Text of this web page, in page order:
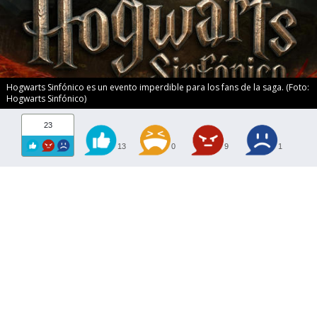
Hogwarts Sinfónico es un evento imperdible para los fans de la saga. (Foto:
Hogwarts Sinfónico)
23
13 0 9 1